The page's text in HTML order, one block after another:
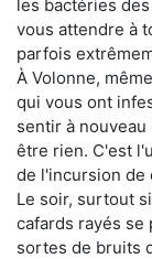
les bactéries
vous attendre à
parfois
À Volonne,
qui vous ont
sentir à
être rien. C'est
de l'incursion de
Le soir, surtout
cafards rayés
sortes de bruits